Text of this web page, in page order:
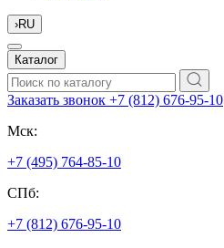
›RU
Каталог
Заказать звонок +7 (812) 676-95-10
Мск:
+7 (495) 764-85-10
СПб:
+7 (812) 676-95-10